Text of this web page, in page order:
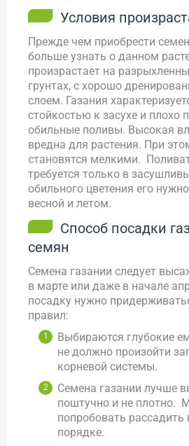
Условия
Прежде чем приобрести
больше узнать о данном
произрастает на
грунтах, с хорошо
слоем. Газания
стойкостью к засухе и плохо
обильные поливы. Высокая
вредна для растения. При
становятся мелкими.
требуется только в
обильного цветения его
весной и летом.
Способ посадки
семян
Семена газании следует
в марте или даже в начале
посадку нужно
правил:
Выбираются глубокие
не должно произойти
корневой системы.
Семена газании лучше
поштучно и не плотно.
попробовать
порядке.